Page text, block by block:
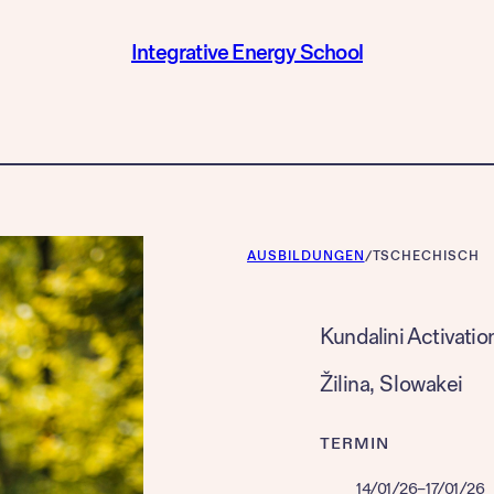
Integrative Energy School
AUSBILDUNGEN /TSCHECHISCH
Kundalini
Žilina, Slowakei
TERMIN
14/01/26–17/01/26